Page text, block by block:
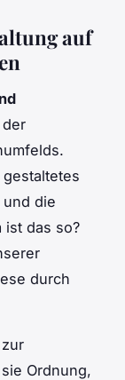
auf
die
ist das so?
durch
Ordnung,